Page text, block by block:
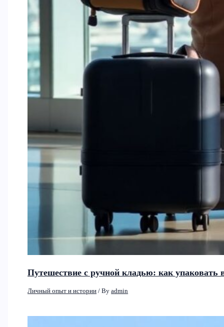
Путешествие с ручной кладью: как упаковать
Личный опыт и истории / Byadmin